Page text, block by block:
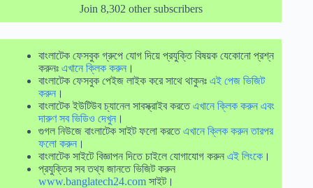
Join 8,302 other subscribers
বাংলাটেক ফেসবুক গ্রুপে যোগ দিয়ে প্রযুক্তি বিষয়ক যেকোনো প্রশ্ন
করুনঃ এখানে ক্লিক করুন ।
বাংলাটেক ফেসবুক পেইজ লাইক করে সাথে থাকুনঃ এই পেজ ভিজিট
করুন ।
বাংলাটেক ইউটিউব চ্যানেল সাবস্ক্রাইব করতেএখানে ক্লিক করুন এবং
দারুণ সব ভিডিও দেখুন ।
গুগল নিউজে বাংলাটেক সাইট ফলো করতেএখানে ক্লিক করুন তারপর
ফলো করুন ।
বাংলাটেক সাইটে বিজ্ঞাপন দিতে চাইলে যোগাযোগ করুন এই লিংকে ।
প্রযুক্তির সব তথ্য জানতে ভিজিট করুন
www.banglatech24.com সাইট।